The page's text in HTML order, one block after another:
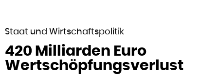
420 Milliarden Euro
Wertschöpfungsverlust
Staat und Wirtschaftspolitik